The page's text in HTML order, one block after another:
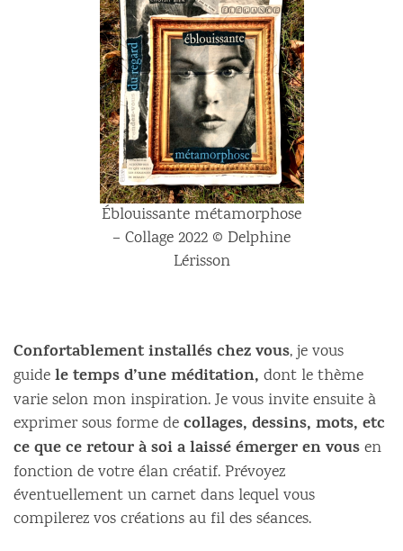
Éblouissante métamorphose
– Collage 2022 © Delphine
Lérisson
Confortablement installés chez vous, je vous
guidele temps d’une méditation, dont le thème
varie selon mon inspiration. Je vous invite ensuite à
exprimer sous forme decollages, dessins, mots, etc
ce que ce retour à soi a laissé émerger en vousen
fonction de votre élan créatif. Prévoyez
éventuellement un carnet dans lequel vous
compilerez vos créations au fil des séances.